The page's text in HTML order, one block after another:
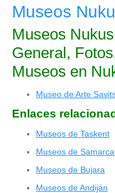
Museos
Museos
General,
Museos en
Museo de Arte
Enlaces
Museos de Taskent
Museos de
Museos de Bujara
Museos de Andiján